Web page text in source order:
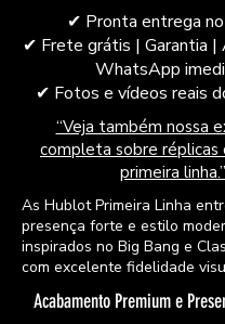
​✔ Pronta entrega
✔ Frete grátis | Garantia
WhatsApp
✔ Fotos e vídeos reais
“Veja também nossa
completa sobre réplicas
primeira linha.”
As Hublot Primeira Linha
presença forte e estilo
inspirados no Big Bang e
com excelente fidelidade
Acabamento Premium e